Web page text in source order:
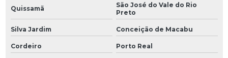
Quissamã
São José do Vale do Rio
Preto
Silva Jardim Conceição de Macabu
Cordeiro Porto Real